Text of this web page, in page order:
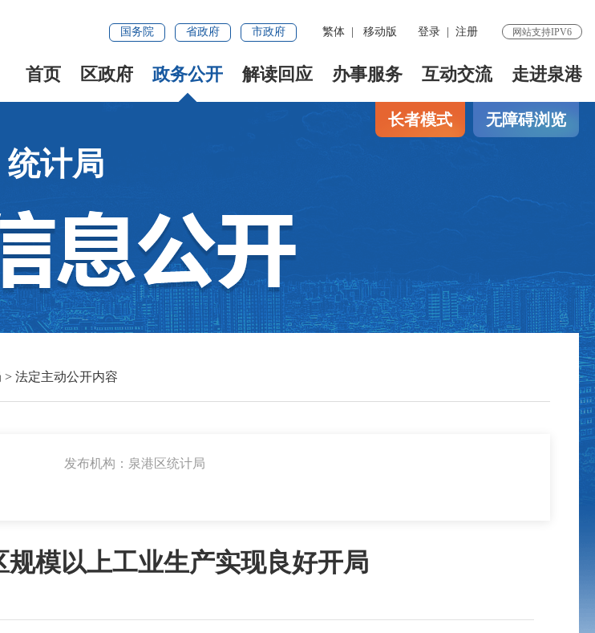
国务院 省政府 市政府 繁体 移动版 登录 注册 网站支持IPV6
首页 区政府 政务公开 解读回应 办事服务 互动交流 走进泉港
长者模式 无障碍浏览
统计局
> 法定主动公开内容
发布机构：泉港区统计局
规模以上工业生产实现良好开局